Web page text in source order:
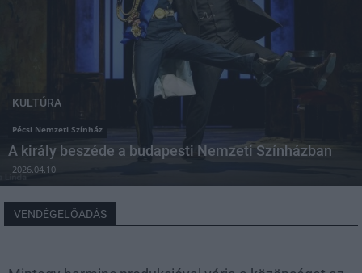
KULTÚRA
Pécsi Nemzeti Színház
A király beszéde a budapesti Nemzeti Színházban
2026.04.10
VENDÉGELŐADÁS